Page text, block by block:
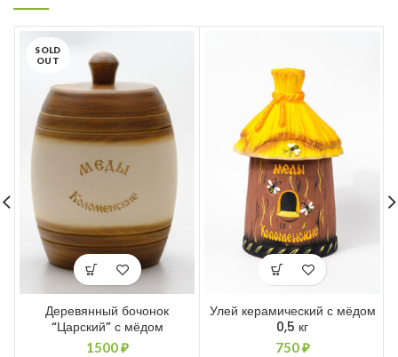
SOLD
OUT
Деревянный бочонок
“Царский” с мёдом
1500₽
Улей керамический с мёдом
0,5 кг
750₽